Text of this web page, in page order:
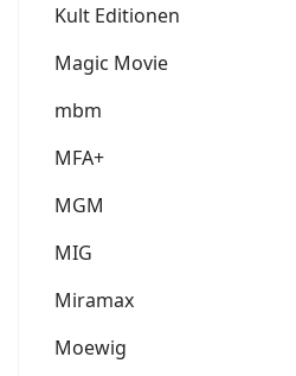
Kult Editionen
Magic Movie
mbm
MFA+
MGM
MIG
Miramax
Moewig